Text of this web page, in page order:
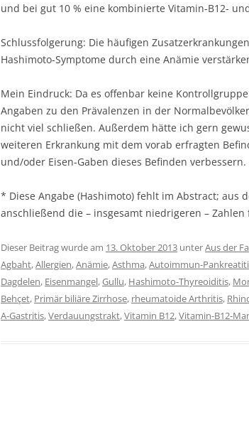
und bei gut 10 % eine kombinierte Vitamin-B12-
Schlussfolgerung: Die häufigen
Hashimoto-Symptome durch eine Anämie
Mein Eindruck: Da es offenbar keine
Angaben zu den Prävalenzen in der
nicht viel schließen. Außerdem hätte ich gern
weiteren Erkrankung mit dem vorab erfragten
und/oder Eisen-Gaben dieses Befinden verbessern.
* Diese Angabe (Hashimoto) fehlt im Abstract; aus
anschließend die – insgesamt niedrigeren –
Dieser Beitrag wurde am 13. Oktober 2013 unterAus der
Agbaht,Allergien,Anämie,Asthma,Autoimmun-
Dagdelen, Eisenmangel,Gullu, Hashimoto-Thyreoiditis,
Behçet, Primär biliäre Zirrhose, rheumatoide Arthritis,
A-Gastritis,Verdauungstrakt,Vitamin B12,Vitamin-B12-